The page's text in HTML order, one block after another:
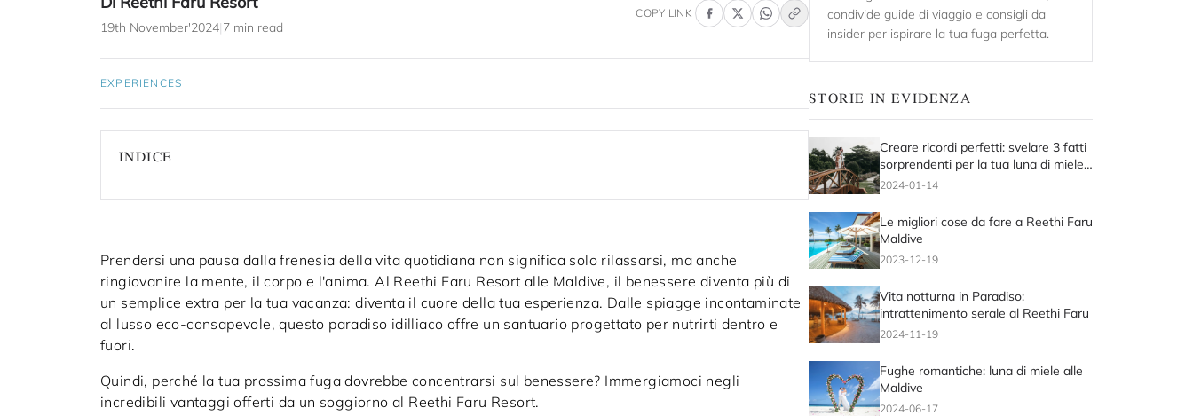
19th November'2024|7 min read
COPY LINK
EXPERIENCES
INDICE
Prendersi una pausa dalla frenesia della vita quotidiana non significa solo rilassarsi, ma anche
ringiovanire la mente, il corpo e l'anima. Al Reethi Faru Resort alle Maldive, il benessere diventa più di
un semplice extra per la tua vacanza: diventa il cuore della tua esperienza. Dalle spiagge incontaminate
al lusso eco-consapevole, questo paradiso idilliaco offre un santuario progettato per nutrirti dentro e
fuori.
Quindi, perché la tua prossima fuga dovrebbe concentrarsi sul benessere? Immergiamoci negli
incredibili vantaggi offerti da un soggiorno al Reethi Faru Resort.
condivide guide di viaggio e consigli da
insider per ispirare la tua fuga perfetta.
STORIE IN EVIDENZA
Creare ricordi perfetti: svelare 3 fatti
sorprendenti per la tua luna di miele
alle Maldive al Reethi Faru Resort
2024-01-14
Le migliori cose da fare a Reethi Faru
Maldive
2023-12-19
Vita notturna in Paradiso:
intrattenimento serale al Reethi Faru
2024-11-19
Fughe romantiche: luna di miele alle
Maldive
2024-06-17